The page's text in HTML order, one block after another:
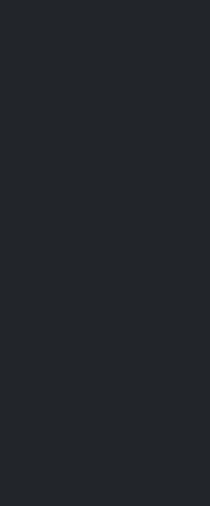
Montajı
Tavan
& Çatı Tamir
İzolasyon
Sistemleri
Doğrama
Sistemleri